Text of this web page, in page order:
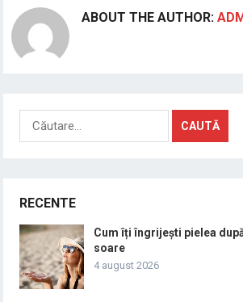
ABOUT THE AUTHOR:
Caută
după:
RECENTE
Cum îți îngrijești pielea
soare
4 august 2026